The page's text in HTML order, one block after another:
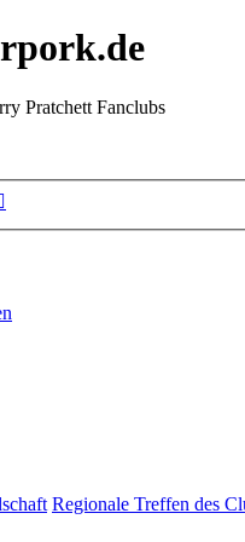
Pratchett Fanclubs
Regionale Treffen des